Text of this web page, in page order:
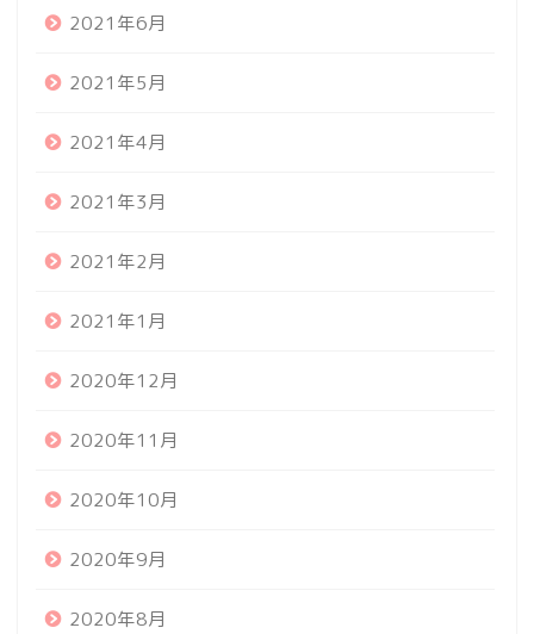
2021年6月
2021年5月
2021年4月
2021年3月
2021年2月
2021年1月
2020年12月
2020年11月
2020年10月
2020年9月
2020年8月